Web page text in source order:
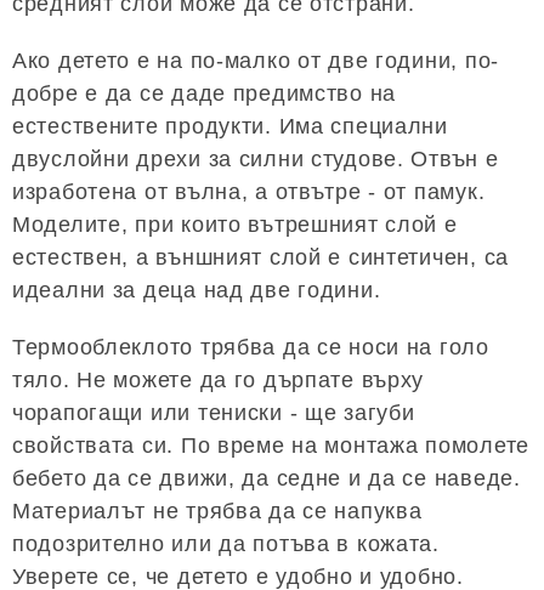
Ако детето е на по-малко от две години, по-
добре е да се даде предимство на
естествените продукти. Има специални
двуслойни дрехи за силни студове. Отвън е
изработена от вълна, а отвътре - от памук.
Моделите, при които вътрешният слой е
естествен, а външният слой е синтетичен, са
идеални за деца над две години.
Термооблеклото трябва да се носи на голо
тяло. Не можете да го дърпате върху
чорапогащи или тениски - ще загуби
свойствата си. По време на монтажа помолете
бебето да се движи, да седне и да се наведе.
Материалът не трябва да се напуква
подозрително или да потъва в кожата.
Уверете се, че детето е удобно и удобно.